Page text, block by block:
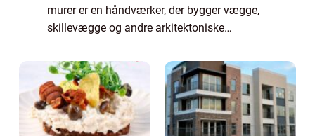
murer er en håndværker, der bygger vægge,
skillevægge og andre arkitektoniske
Murerarbejde kan også omfatte installation
af præ...